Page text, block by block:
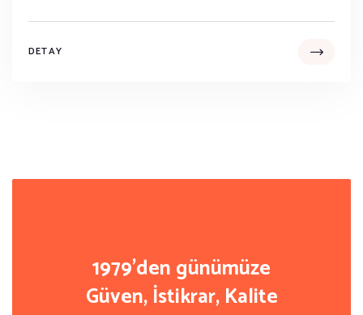
DETAY
1979'den günümüze
Güven, İstikrar, Kalite